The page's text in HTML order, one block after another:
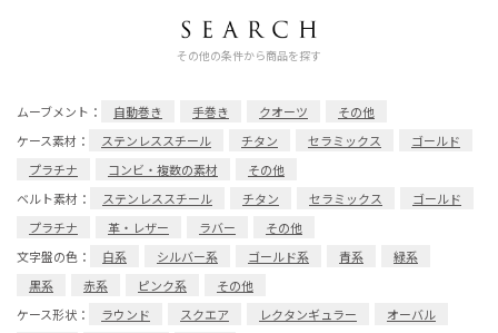
その他の条件から商品を探す
ムーブメント： 自動巻き 手巻き クオーツ
その他
ケース素材：
ステンレススチール チタン セラミックス
ゴールド
プラチナ
コンビ・複数の素材
その他
ベルト素材：
ステンレススチール チタン セラミックス
ゴールド
プラチナ
革・レザー ラバー
その他
文字盤の色：
白系 シルバー系 ゴールド系 青系
緑系
黒系
赤系 ピンク系
その他
ケース形状：
ラウンド スクエア レクタンギュラー
オーバル